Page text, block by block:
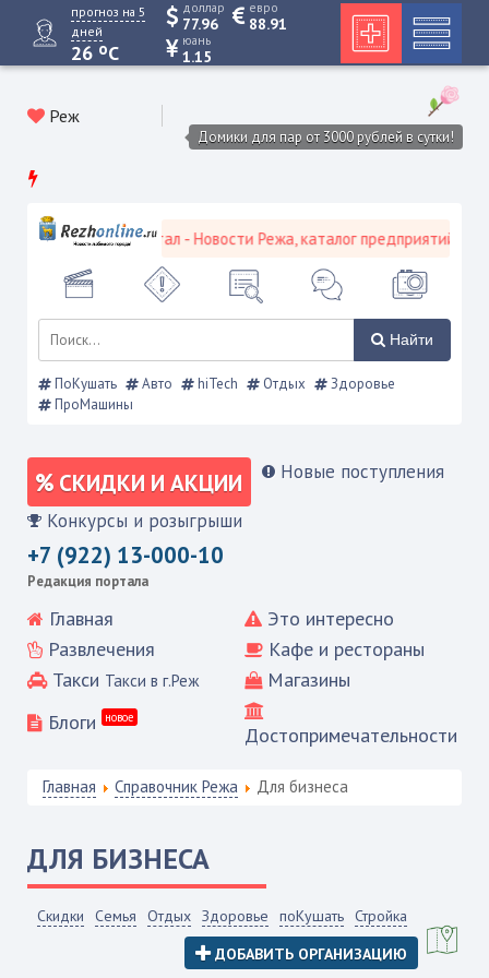
прогноз на 5
дней
26 oC
доллар
77.96
евро
88.91
юань
1.15
Реж
Домики для пар от 3000 рублей в сутки!
городской портал - Новости Режа, каталог предприятий,
Найти
ПоКушать Авто hiTech Отдых
Здоровье
ПроМашины
СКИДКИ И АКЦИИ Новые поступления
Конкурсы и розыгрыши
+7 (922) 13-000-10
Редакция портала
Главная
Это интересно
Развлечения
Кафе и рестораны
Такси Такси в г.Реж
Магазины
Блоги
новое
Достопримечательности
Главная Справочник Режа Для бизнеса
ДЛЯ БИЗНЕСА
Скидки Семья Отдых Здоровье поКушать Стройка
ДОБАВИТЬ ОРГАНИЗАЦИЮ